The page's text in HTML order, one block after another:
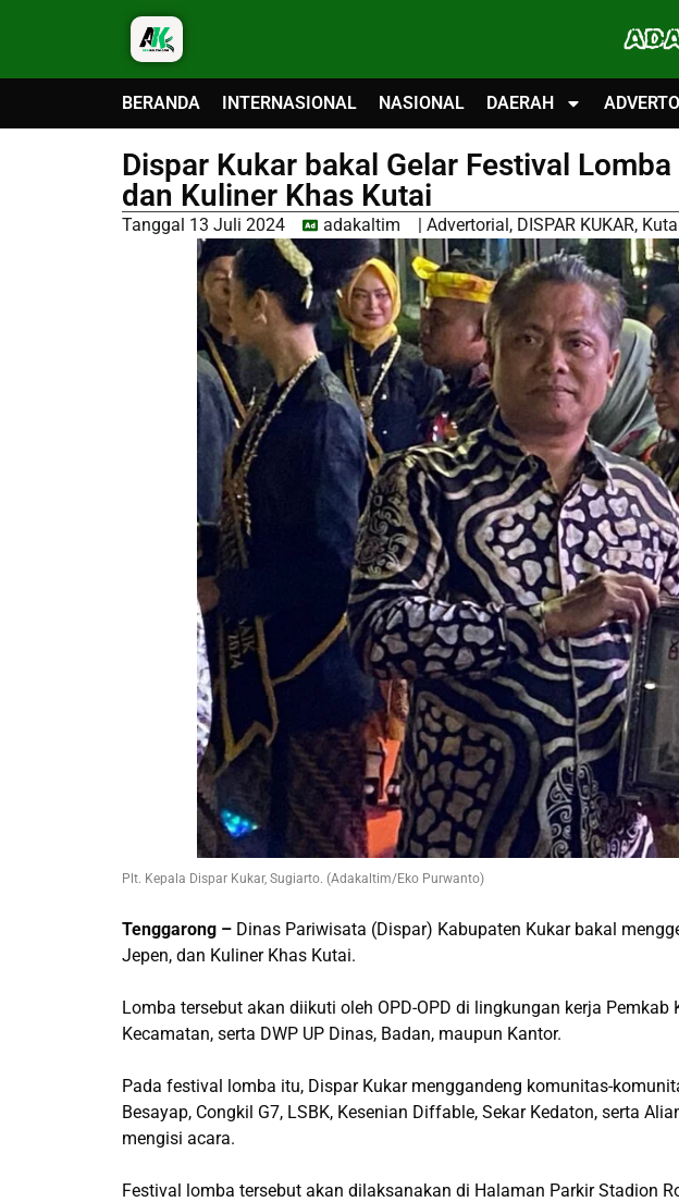
BERANDA INTERNASIONAL NASIONAL DAERAH
Dispar Kukar bakal Gelar Festival
dan Kuliner Khas Kutai
Tanggal 13 Juli 2024 adakaltim | Advertorial, DISPAR KUKAR,
Plt. Kepala Dispar Kukar, Sugiarto. (Adakaltim/Eko Purwanto)
Tenggarong – Dinas Pariwisata (Dispar) Kabupaten Kukar bakal
Jepen, dan Kuliner Khas Kutai.
Lomba tersebut akan diikuti oleh OPD-OPD di lingkungan kerja Pemkab
Kecamatan, serta DWP UP Dinas, Badan, maupun Kantor.
Pada festival lomba itu, Dispar Kukar menggandeng komunitas-
Besayap, Congkil G7, LSBK, Kesenian Diffable, Sekar Kedaton, serta
mengisi acara.
Festival lomba tersebut akan dilaksanakan di Halaman Parkir Stadion